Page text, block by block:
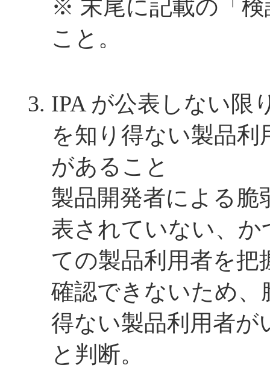
※ 末尾に記載の「
こと。
IPA が公表しない限
を知り得ない製品
があること
製品開発者による脆
表されていない、か
ての製品利用者を把
確認できないため、
得ない製品利用者が
と判断。